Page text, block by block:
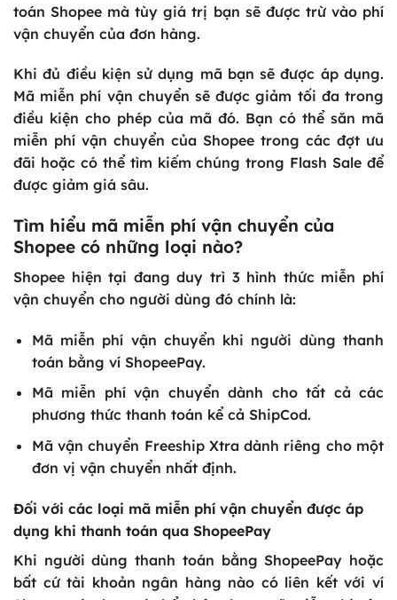
toán Shopee mà tùy giá trị bạn sẽ được trừ vào phí
vận chuyển của đơn hàng.
Khi đủ điều kiện sử dụng mã bạn sẽ được áp dụng.
Mã miễn phí vận chuyển sẽ được giảm tối đa trong
điều kiện cho phép của mã đó. Bạn có thể săn mã
miễn phí vận chuyển của Shopee trong các đợt ưu
đãi hoặc có thể tìm kiếm chúng trong Flash Sale để
được giảm giá sâu.
Tìm hiểu mã miễn phí vận chuyển của
Shopee có những loại nào?
Shopee hiện tại đang duy trì 3 hình thức miễn phí
vận chuyển cho người dùng đó chính là:
Mã miễn phí vận chuyển khi người dùng thanh
toán bằng ví ShopeePay.
Mã miễn phí vận chuyển dành cho tất cả các
phương thức thanh toán kể cả ShipCod.
Mã vận chuyển Freeship Xtra dành riêng cho một
đơn vị vận chuyển nhất định.
Đối với các loại mã miễn phí vận chuyển được áp
dụng khi thanh toán qua ShopeePay
Khi người dùng thanh toán bằng ShopeePay hoặc
bất cứ tài khoản ngân hàng nào có liên kết với ví